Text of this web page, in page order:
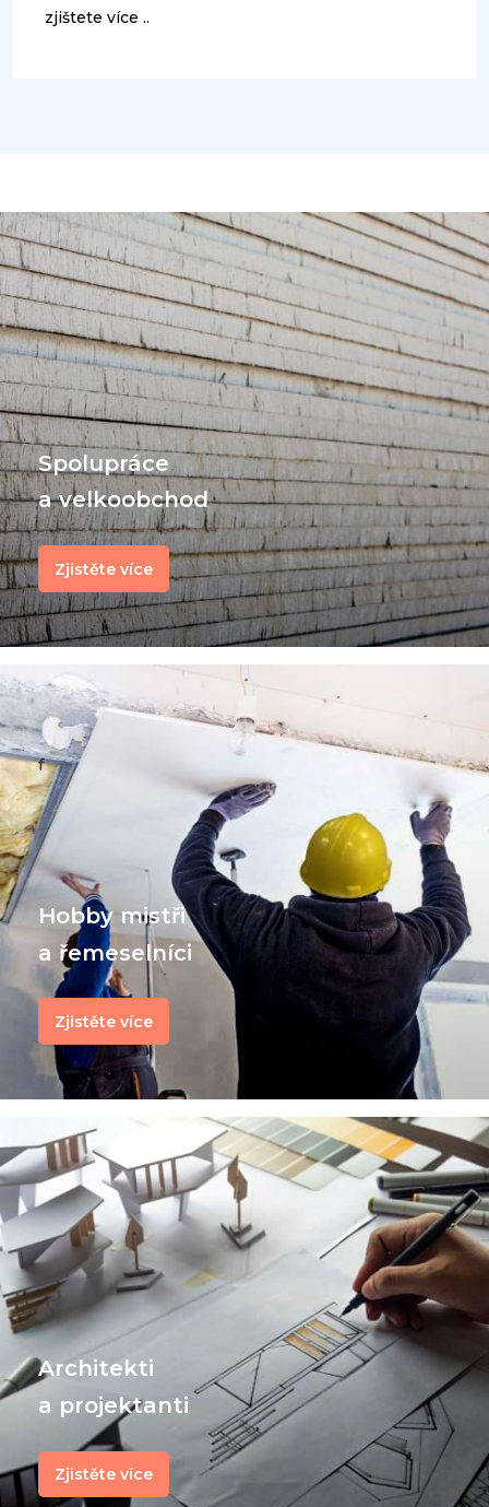
zjištete více ..
Spolupráce
a velkoobchod
Zjistěte více
f
Hobby mistři
a řemeselníci
Zjistěte více
Architekti
a projektanti
Zjistěte více